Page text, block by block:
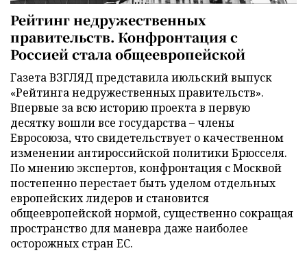
Рейтинг недружественных
правительств. Конфронтация с
Россией стала общеевропейской
Газета ВЗГЛЯД представила июльский выпуск
«Рейтинга недружественных правительств».
Впервые за всю историю проекта в первую
десятку вошли все государства – члены
Евросоюза, что свидетельствует о качественном
изменении антироссийской политики Брюсселя.
По мнению экспертов, конфронтация с Москвой
постепенно перестает быть уделом отдельных
европейских лидеров и становится
общеевропейской нормой, существенно сокращая
пространство для маневра даже наиболее
осторожных стран ЕС.